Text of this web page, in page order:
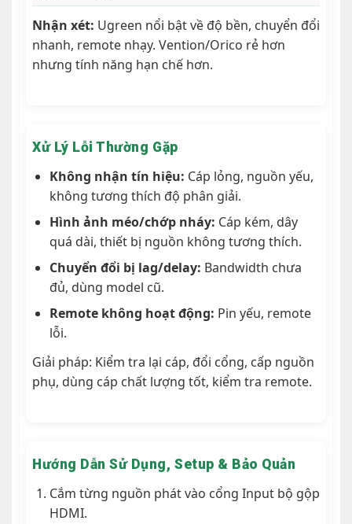
Nhận xét: Ugreen nổi bật về độ bền, chuyển đổi
nhanh, remote nhạy. Vention/Orico rẻ hơn
nhưng tính năng hạn chế hơn.
Xử Lý Lỗi Thường Gặp
Không nhận tín hiệu: Cáp lỏng, nguồn yếu,
không tương thích độ phân giải.
Hình ảnh méo/chớp nháy: Cáp kém, dây
quá dài, thiết bị nguồn không tương thích.
Chuyển đổi bị lag/delay: Bandwidth chưa
đủ, dùng model cũ.
Remote không hoạt động: Pin yếu, remote
lỗi.
Giải pháp: Kiểm tra lại cáp, đổi cổng, cấp nguồn
phụ, dùng cáp chất lượng tốt, kiểm tra remote.
Hướng Dẫn Sử Dụng, Setup & Bảo Quản
Cắm từng nguồn phát vào cổng Input bộ gộp
HDMI.